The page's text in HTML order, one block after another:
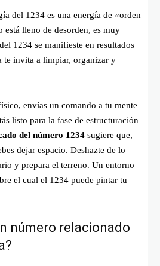
del 1234 es una energía de «orden
está lleno de desorden, es muy
1234 se manifieste en resultados
te invita a limpiar, organizar y
envías un comando a tu mente
listo para la fase de estructuración
del número 1234 sugiere que,
dejar espacio. Deshazte de lo
y prepara el terreno. Un entorno
el cual el 1234 puede pintar tu
número relacionado